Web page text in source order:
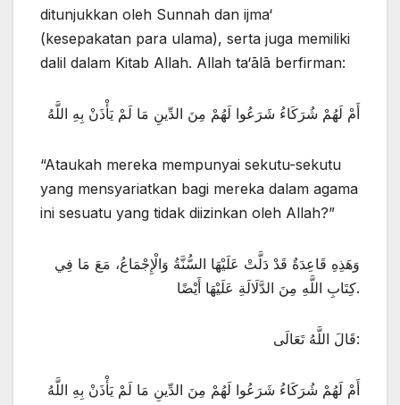
ditunjukkan oleh Sunnah dan ijma‘
(kesepakatan para ulama), serta juga memiliki
dalil dalam Kitab Allah. Allah ta‘ālā berfirman:
أَمْ لَهُمْ شُرَكَاءُ شَرَعُوا لَهُمْ مِنَ الدِّينِ مَا لَمْ يَأْذَنْ بِهِ اللَّهُ
“Ataukah mereka mempunyai sekutu-sekutu
yang mensyariatkan bagi mereka dalam agama
ini sesuatu yang tidak diizinkan oleh Allah?”
وَهَذِهِ قَاعِدَةٌ قَدْ دَلَّتْ عَلَيْهَا السُّنَّةُ وَالْإِجْمَاعُ، مَعَ مَا فِي
كِتَابِ اللَّهِ مِنَ الدَّلَالَةِ عَلَيْهَا أَيْضًا.
قَالَ اللَّهُ تَعَالَى:
أَمْ لَهُمْ شُرَكَاءُ شَرَعُوا لَهُمْ مِنَ الدِّينِ مَا لَمْ يَأْذَنْ بِهِ اللَّهُ